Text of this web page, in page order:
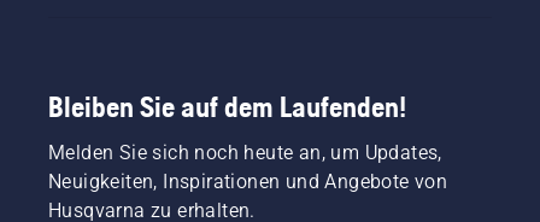
Bleiben Sie auf dem Laufenden!
Melden Sie sich noch heute an, um Updates,
Neuigkeiten, Inspirationen und Angebote von
Husqvarna zu erhalten.